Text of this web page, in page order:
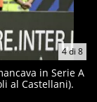
4di 8
in Serie A
al Castellani).